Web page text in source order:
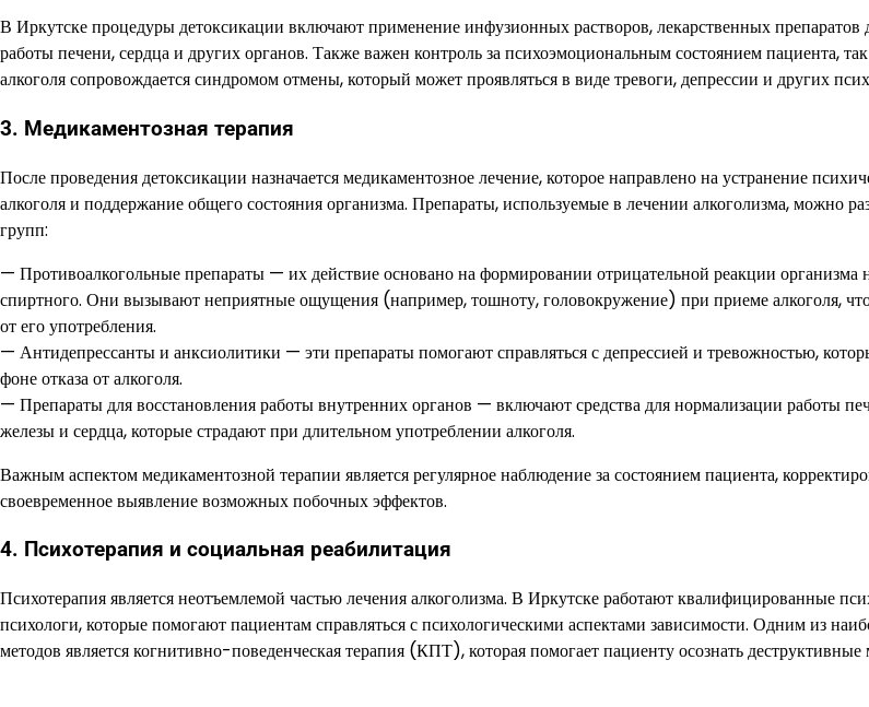
В Иркутске процедуры детоксикации включают применение инфузионных растворов, лекарственных препаратов
работы печени, сердца и других органов. Также важен контроль за психоэмоциональным состоянием пациента, так
алкоголя сопровождается синдромом отмены, который может проявляться в виде тревоги, депрессии и других
3. Медикаментозная терапия
После проведения детоксикации назначается медикаментозное лечение, которое направлено на устранение
алкоголя и поддержание общего состояния организма. Препараты, используемые в лечении алкоголизма, можно
групп:
— Противоалкогольные препараты — их действие основано на формировании отрицательной реакции организма
спиртного. Они вызывают неприятные ощущения (например, тошноту, головокружение) при приеме алкоголя, что
от его употребления.
— Антидепрессанты и анксиолитики — эти препараты помогают справляться с депрессией и тревожностью,
фоне отказа от алкоголя.
— Препараты для восстановления работы внутренних органов — включают средства для нормализации работы
железы и сердца, которые страдают при длительном употреблении алкоголя.
Важным аспектом медикаментозной терапии является регулярное наблюдение за состоянием пациента,
своевременное выявление возможных побочных эффектов.
4. Психотерапия и социальная реабилитация
Психотерапия является неотъемлемой частью лечения алкоголизма. В Иркутске работают квалифицированные
психологи, которые помогают пациентам справляться с психологическими аспектами зависимости. Одним из
методов является когнитивно-поведенческая терапия (КПТ), которая помогает пациенту осознать